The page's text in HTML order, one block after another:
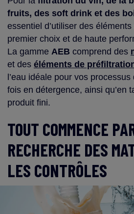
fruits, des soft drink et des
essentiel d’utiliser des
premier choix et de haute
La gamme AEB comprend des
et des éléments de
l’eau idéale pour vos
fois en détergence, ainsi qu’en
produit fini.
TOUT COMMENCE
RECHERCHE DES
LES CONTRÔLES